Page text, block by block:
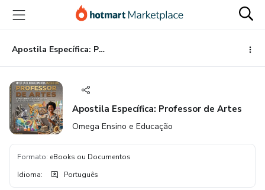
para
conteúdo
principal
para
pagamento
para
rodapé
Apostila Específica: Professor de Artes
Apostila Específica: Professor de Artes
Omega Ensino e Educação
Formato: eBooks ou Documentos
Idioma: Português